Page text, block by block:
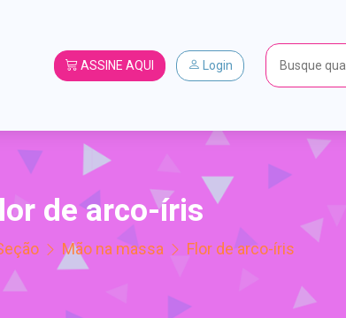
ASSINE AQUI Login
de arco-íris
Mão na massa Flor de arco-íris